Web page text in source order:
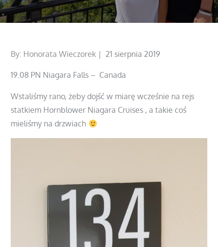
By: Honorata Wieczorek
Posted
21 sierpnia 2019
19.08 PN Niagara Falls – Canada
Wstaliśmy rano, żeby dojść w miarę wcześnie na rejs
statkiem Hornblower Niagara Cruises , a takie coś
mieliśmy na drzwiach